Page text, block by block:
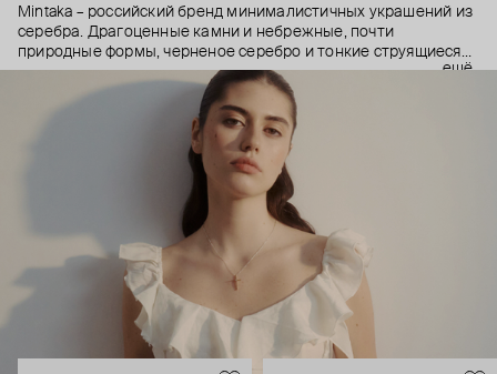
Mintaka – российский бренд минималистичных украшений из
серебра. Драгоценные камни и небрежные, почти
природные формы, черненое серебро и тонкие струящиеся
цепи – в этих украшениях дизайнеры соединили силу и
нежность, авангардные детали и классический дизайн.
Какую часть вашего характера они подчеркнут? Выбор за
ещё